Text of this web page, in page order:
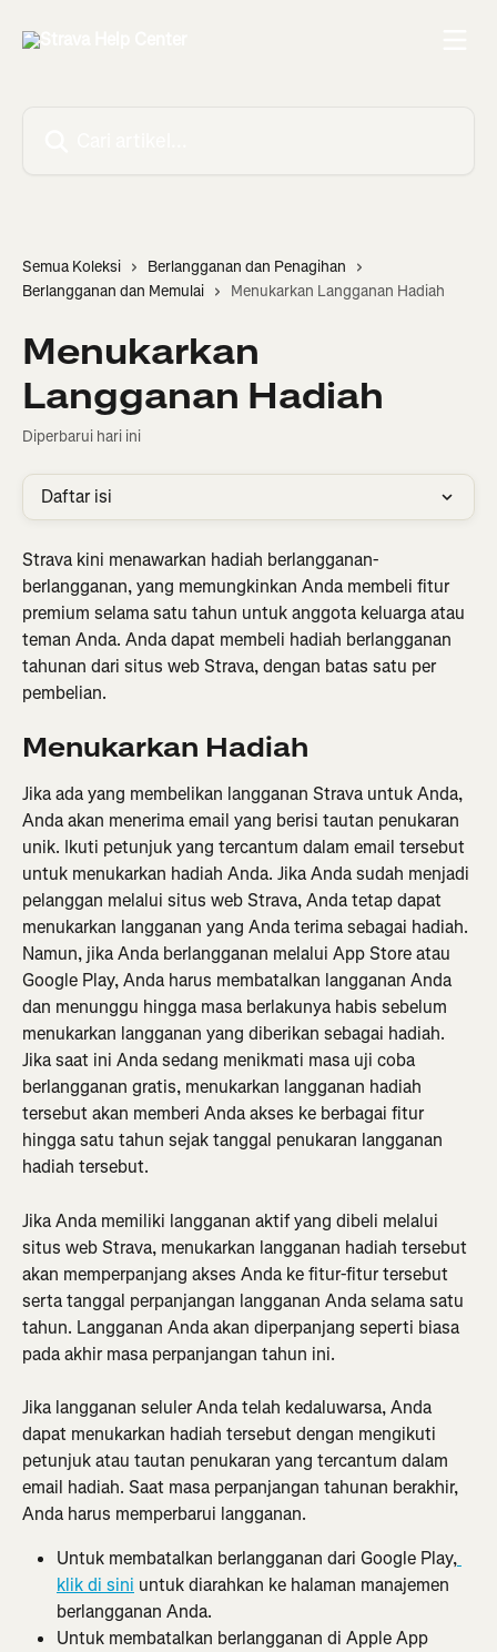
Semua Koleksi
Berlangganan dan Penagihan
Berlangganan dan Memulai
Menukarkan Langganan Hadiah
Menukarkan
Langganan Hadiah
Diperbarui hari ini
Daftar isi
Strava kini menawarkan hadiah berlangganan-
berlangganan, yang memungkinkan Anda membeli fitur
premium selama satu tahun untuk anggota keluarga atau
teman Anda. Anda dapat membeli hadiah berlangganan
tahunan dari situs web Strava, dengan batas satu per
pembelian.
Menukarkan Hadiah
Jika ada yang membelikan langganan Strava untuk Anda,
Anda akan menerima email yang berisi tautan penukaran
unik. Ikuti petunjuk yang tercantum dalam email tersebut
untuk menukarkan hadiah Anda. Jika Anda sudah menjadi
pelanggan melalui situs web Strava, Anda tetap dapat
menukarkan langganan yang Anda terima sebagai hadiah.
Namun, jika Anda berlangganan melalui App Store atau
Google Play, Anda harus membatalkan langganan Anda
dan menunggu hingga masa berlakunya habis sebelum
menukarkan langganan yang diberikan sebagai hadiah.
Jika saat ini Anda sedang menikmati masa uji coba
berlangganan gratis, menukarkan langganan hadiah
tersebut akan memberi Anda akses ke berbagai fitur
hingga satu tahun sejak tanggal penukaran langganan
hadiah tersebut.
Jika Anda memiliki langganan aktif yang dibeli melalui
situs web Strava, menukarkan langganan hadiah tersebut
akan memperpanjang akses Anda ke fitur-fitur tersebut
serta tanggal perpanjangan langganan Anda selama satu
tahun. Langganan Anda akan diperpanjang seperti biasa
pada akhir masa perpanjangan tahun ini.
Jika langganan seluler Anda telah kedaluwarsa, Anda
dapat menukarkan hadiah tersebut dengan mengikuti
petunjuk atau tautan penukaran yang tercantum dalam
email hadiah. Saat masa perpanjangan tahunan berakhir,
Anda harus memperbarui langganan.
Untuk membatalkan berlangganan dari Google Play,
klik di sini untuk diarahkan ke halaman manajemen
berlangganan Anda.
Untuk membatalkan berlangganan di Apple App